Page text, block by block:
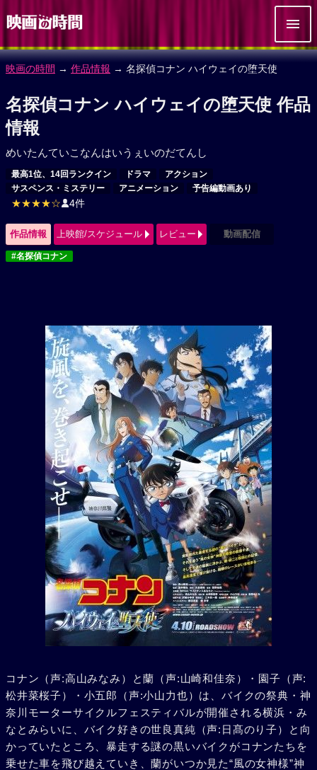
映画の時間 → 作品情報 → 名探偵コナン ハイウェイの堕天使
名探偵コナン ハイウェイの堕天使 作品
情報
めいたんていこなんはいうぇいのだてんし
最高1位、14回ランクイン ドラマ
アクション
サスペンス・ミステリー
アニメーション 予告編動画あり
★★★★☆ 4件
作品情報 上映館/スケジュール レビュー 動画配信
#名探偵コナン
コナン（声:高山みなみ）と蘭（声:山崎和佳奈）・園子（声:
松井菜桜子）・小五郎（声:小山力也）は、バイクの祭典・神
奈川モーターサイクルフェスティバルが開催される横浜・み
なとみらいに、バイク好きの世良真純（声:日髙のり子）と向
かっていたところ、暴走する謎の黒いバイクがコナンたちを
乗せた車を飛び越えていき、蘭がいつか見た“風の女神様”神